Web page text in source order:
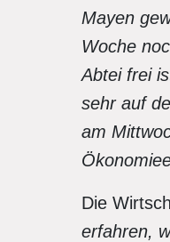
Mayen
Woche
Abtei frei
sehr auf
am
Die
erfahren,